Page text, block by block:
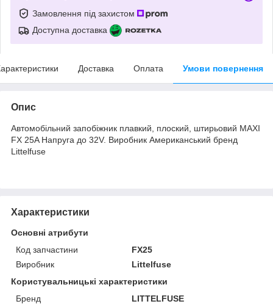
Замовлення під захистом
Доступна доставка
Доставка Оплата Умови повернення
Опис
Автомобільний запобіжник плавкий, плоский, штирьовий MAXI
FX 25A Напруга до 32V. Виробник Американський бренд
Littelfuse
Характеристики
Основні атрибути
Код запчастини
FX25
Виробник
Littelfuse
Користувальницькі характеристики
Бренд
LITTELFUSE